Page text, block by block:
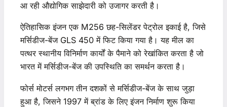
आ रही औद्योगिक साझेदारी को उजागर करती है।
ऐतिहासिक इंजन एक M256 छह-सिलेंडर पेट्रोल इकाई है, जिसे
मर्सिडीज-बेंज GLS 450 में फिट किया गया है। यह मील का
पत्थर स्थानीय विनिर्माण कार्यों के पैमाने को रेखांकित करता है जो
भारत में मर्सिडीज-बेंज की उपस्थिति का समर्थन करता है।
फोर्स मोटर्स लगभग तीन दशकों से मर्सिडीज-बेंज के साथ जुड़ा
हुआ है, जिसने 1997 में ब्रांड के लिए इंजन निर्माण शुरू किया